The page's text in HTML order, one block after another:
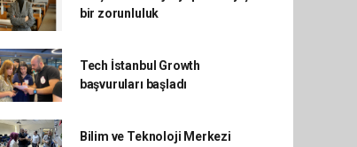
bir zorunluluk
Tech İstanbul Growth
başvuruları başladı
Bilim ve Teknoloji Merkezi